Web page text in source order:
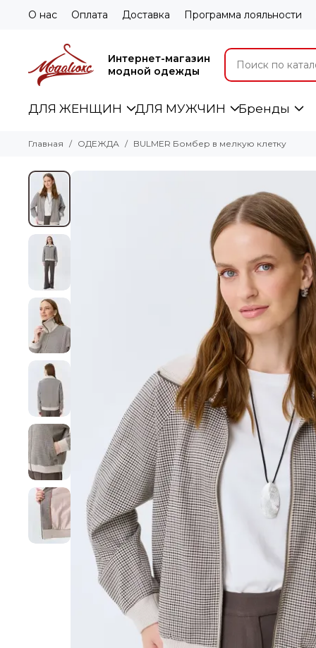
О нас Оплата Доставка Программа лояльности
Интернет-магазин
модной одежды
ДЛЯ ЖЕНЩИН ДЛЯ МУЖЧИН Бренды
Главная ОДЕЖДА BULMER Бомбер в мелкую клетку